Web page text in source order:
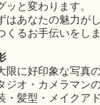
ッと変わります。
はあなたの魅力が
くるお手伝いをしま
限に好印象な写真
ジオ・カメラマン
・髪型・メイクア